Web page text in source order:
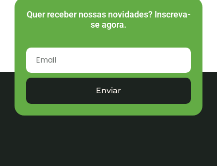
Quer receber nossas novidades? Inscreva-
se agora.
Enviar